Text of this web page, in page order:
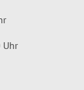
Uhr